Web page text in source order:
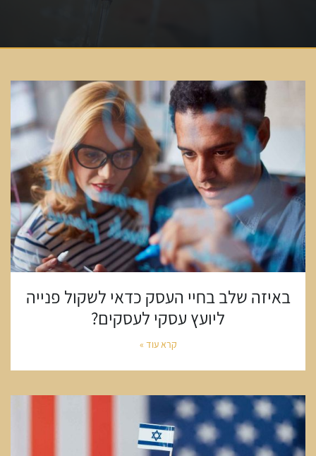
באיזה שלב בחיי העסק כדאי לשקול פנייה
ליועץ עסקי לעסקים?
קרא עוד »